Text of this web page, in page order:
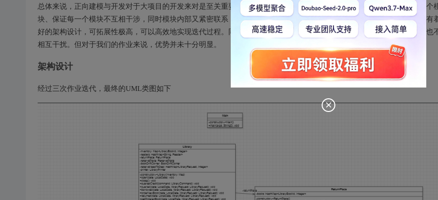
总体来说，正向建模与开发对于大项目的开发来对是至关重要的。在前期开发前需要有一个好的系统架构设计，分清楚各个
块、保证每一个模块不互相干涉，同时模块内部又紧密联系，实现高内聚低耦合的原则。在后面的迭代更新中，由于前期有
好的架构设计，可拓展性极高，可以高效地实现迭代过程。同时，各个模块的功能相互独立，在修改和增加新模块的时候也
相互干扰。但对于我们的作业来说，优势并未十分明显。
架构设计
经过三次作业迭代，最终的UML类图如下